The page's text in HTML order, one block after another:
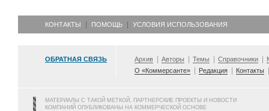
КОНТАКТЫ ПОМОЩЬ УСЛОВИЯ ИСПОЛЬЗОВАНИЯ
ОБРАТНАЯ СВЯЗЬ Архив Авторы Темы Справочники
О «Коммерсанте»
Редакция Контакты
МАТЕРИАЛЫ С ТАКОЙ МЕТКОЙ, ПАРТНЕРСКИЕ ПРОЕКТЫ И НОВОСТИ
КОМПАНИЙ ОПУБЛИКОВАНЫ НА КОММЕРЧЕСКОЙ ОСНОВЕ